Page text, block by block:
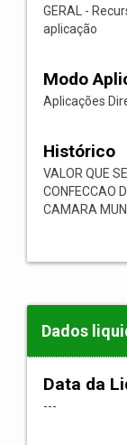
GERAL -
aplicação
Modo
Aplicações
Histórico
VALOR QUE
CONFECCAO
CAMARA
Dados
Data da
---